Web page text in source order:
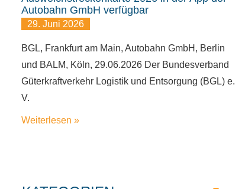
Autobahn GmbH verfügbar
29. Juni 2026
BGL, Frankfurt am Main, Autobahn GmbH, Berlin
und BALM, Köln, 29.06.2026 Der Bundesverband
Güterkraftverkehr Logistik und Entsorgung (BGL) e.
V.
Weiterlesen »